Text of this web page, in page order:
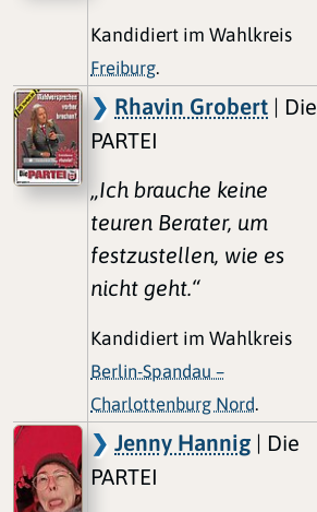
Kandidiert im Wahlkreis
Freiburg.
Rhavin Grobert | Die
PARTEI
„Ich brauche keine
teuren Berater, um
festzustellen, wie es
nicht geht.“
Kandidiert im Wahlkreis
Berlin-Spandau –
Charlottenburg Nord.
Jenny Hannig | Die
PARTEI